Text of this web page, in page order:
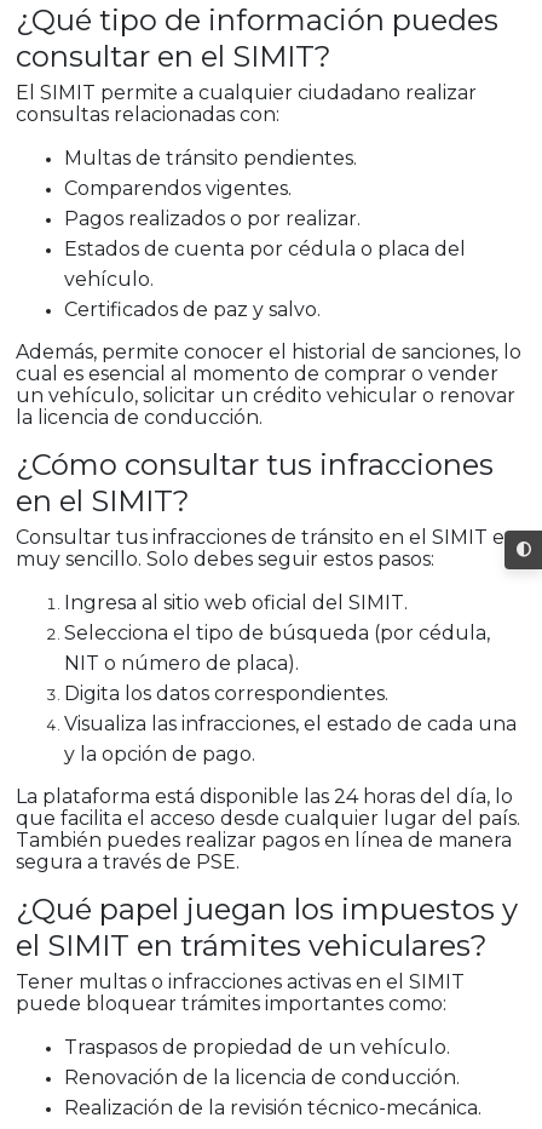
¿Qué tipo de información puedes
consultar en el SIMIT?
El SIMIT permite a cualquier ciudadano realizar
consultas relacionadas con:
Multas de tránsito pendientes.
Comparendos vigentes.
Pagos realizados o por realizar.
Estados de cuenta por cédula o placa del
vehículo.
Certificados de paz y salvo.
Además, permite conocer el historial de sanciones, lo
cual es esencial al momento de comprar o vender
un vehículo, solicitar un crédito vehicular o renovar
la licencia de conducción.
¿Cómo consultar tus infracciones
en el SIMIT?
Consultar tus infracciones de tránsito en el SIMIT es
muy sencillo. Solo debes seguir estos pasos:
Ingresa al sitio web oficial del SIMIT.
Selecciona el tipo de búsqueda (por cédula,
NIT o número de placa).
Digita los datos correspondientes.
Visualiza las infracciones, el estado de cada una
y la opción de pago.
La plataforma está disponible las 24 horas del día, lo
que facilita el acceso desde cualquier lugar del país.
También puedes realizar pagos en línea de manera
segura a través de PSE.
¿Qué papel juegan los impuestos y
el SIMIT en trámites vehiculares?
Tener multas o infracciones activas en el SIMIT
puede bloquear trámites importantes como:
Traspasos de propiedad de un vehículo.
Renovación de la licencia de conducción.
Realización de la revisión técnico-mecánica.